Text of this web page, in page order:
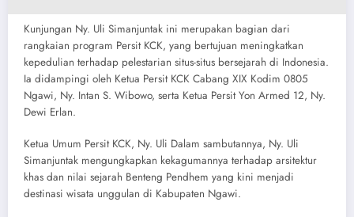
​Kunjungan Ny. Uli Simanjuntak ini merupakan bagian dari
rangkaian program Persit KCK, yang bertujuan meningkatkan
kepedulian terhadap pelestarian situs-situs bersejarah di Indonesia.
Ia didampingi oleh Ketua Persit KCK Cabang XIX Kodim 0805
Ngawi, Ny. Intan S. Wibowo, serta Ketua Persit Yon Armed 12, Ny.
Dewi Erlan.
Ketua Umum Persit KCK, Ny. Uli Dalam sambutannya, Ny. Uli
Simanjuntak mengungkapkan kekagumannya terhadap arsitektur
khas dan nilai sejarah Benteng Pendhem yang kini menjadi
destinasi wisata unggulan di Kabupaten Ngawi.